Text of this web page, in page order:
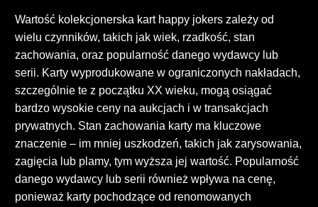
Wartość kolekcjonerska kart happy jokers zależy od
wielu czynników, takich jak wiek, rzadkość, stan
zachowania, oraz popularność danego wydawcy lub
serii. Karty wyprodukowane w ograniczonych nakładach,
szczególnie te z początku XX wieku, mogą osiągać
bardzo wysokie ceny na aukcjach i w transakcjach
prywatnych. Stan zachowania karty ma kluczowe
znaczenie – im mniej uszkodzeń, takich jak zarysowania,
zagięcia lub plamy, tym wyższa jej wartość. Popularność
danego wydawcy lub serii również wpływa na cenę,
ponieważ karty pochodzące od renomowanych